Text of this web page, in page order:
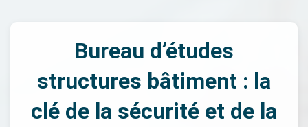
Bureau d’études
structures bâtiment : la
clé de la sécurité et de la